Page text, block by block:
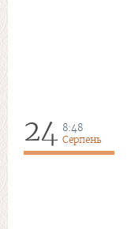
24 8:48
Серпень